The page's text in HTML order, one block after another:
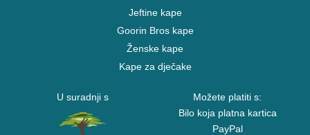
Jeftine kape
Goorin Bros kape
Ženske kape
Kape za dječake
U suradnji s
Možete platiti s:
Bilo koja platna kartica
PayPal